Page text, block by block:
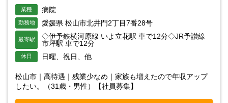
業種 病院
勤務地 愛媛県 松山市北井門2丁目7番28号
最寄駅
◇伊予鉄横河原線 いよ立花駅 車で12分◇JR予讃線
市坪駅 車で12分
休日 日曜、祝日、他
松山市｜高待遇｜残業少なめ｜家族も増えたので年収アップ
したい。（31歳・男性）【社員募集】